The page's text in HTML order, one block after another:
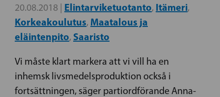
20.08.2018 | Elintarviketuotanto, Itämeri,
Korkeakoulutus, Maatalous ja
eläintenpito, Saaristo
Vi måste klart markera att vi vill ha en
inhemsk livsmedelsproduktion också i
fortsättningen, säger partiordförande Anna-